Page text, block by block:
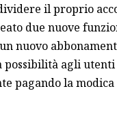
il proprio
due nuove
nuovo
possibilità agli
pagando la